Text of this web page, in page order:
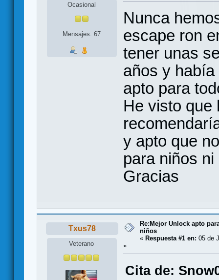
Ocasional
Mensajes: 67
Nunca
escape ron
tener unas
años y
apto para
He visto que
y apto que
para niños
Gracias
Txus78
Veterano
Re:Mejor Unlock apto
niños
« Respuesta #1 en: 05 de
»
Cita de: